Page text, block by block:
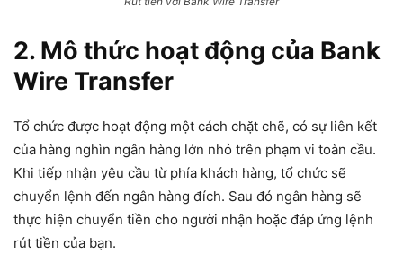
2. Mô thức hoạt động của Bank
Wire Transfer
Tổ chức được hoạt động một cách chặt chẽ, có sự liên kết
của hàng nghìn ngân hàng lớn nhỏ trên phạm vi toàn cầu.
Khi tiếp nhận yêu cầu từ phía khách hàng, tổ chức sẽ
chuyển lệnh đến ngân hàng đích. Sau đó ngân hàng sẽ
thực hiện chuyển tiền cho người nhận hoặc đáp ứng lệnh
rút tiền của bạn.